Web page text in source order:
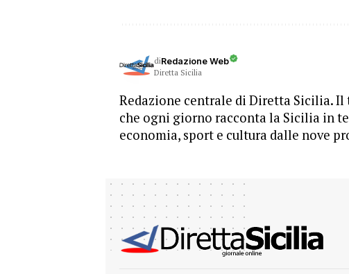
diRedazione Web
Diretta Sicilia
Redazione centrale di Diretta Sicilia.
che ogni giorno racconta la Sicilia in
economia, sport e cultura dalle nove